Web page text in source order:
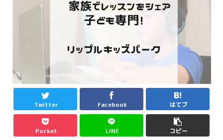
Twitter Facebook はてブ
Pocket LINE コピー